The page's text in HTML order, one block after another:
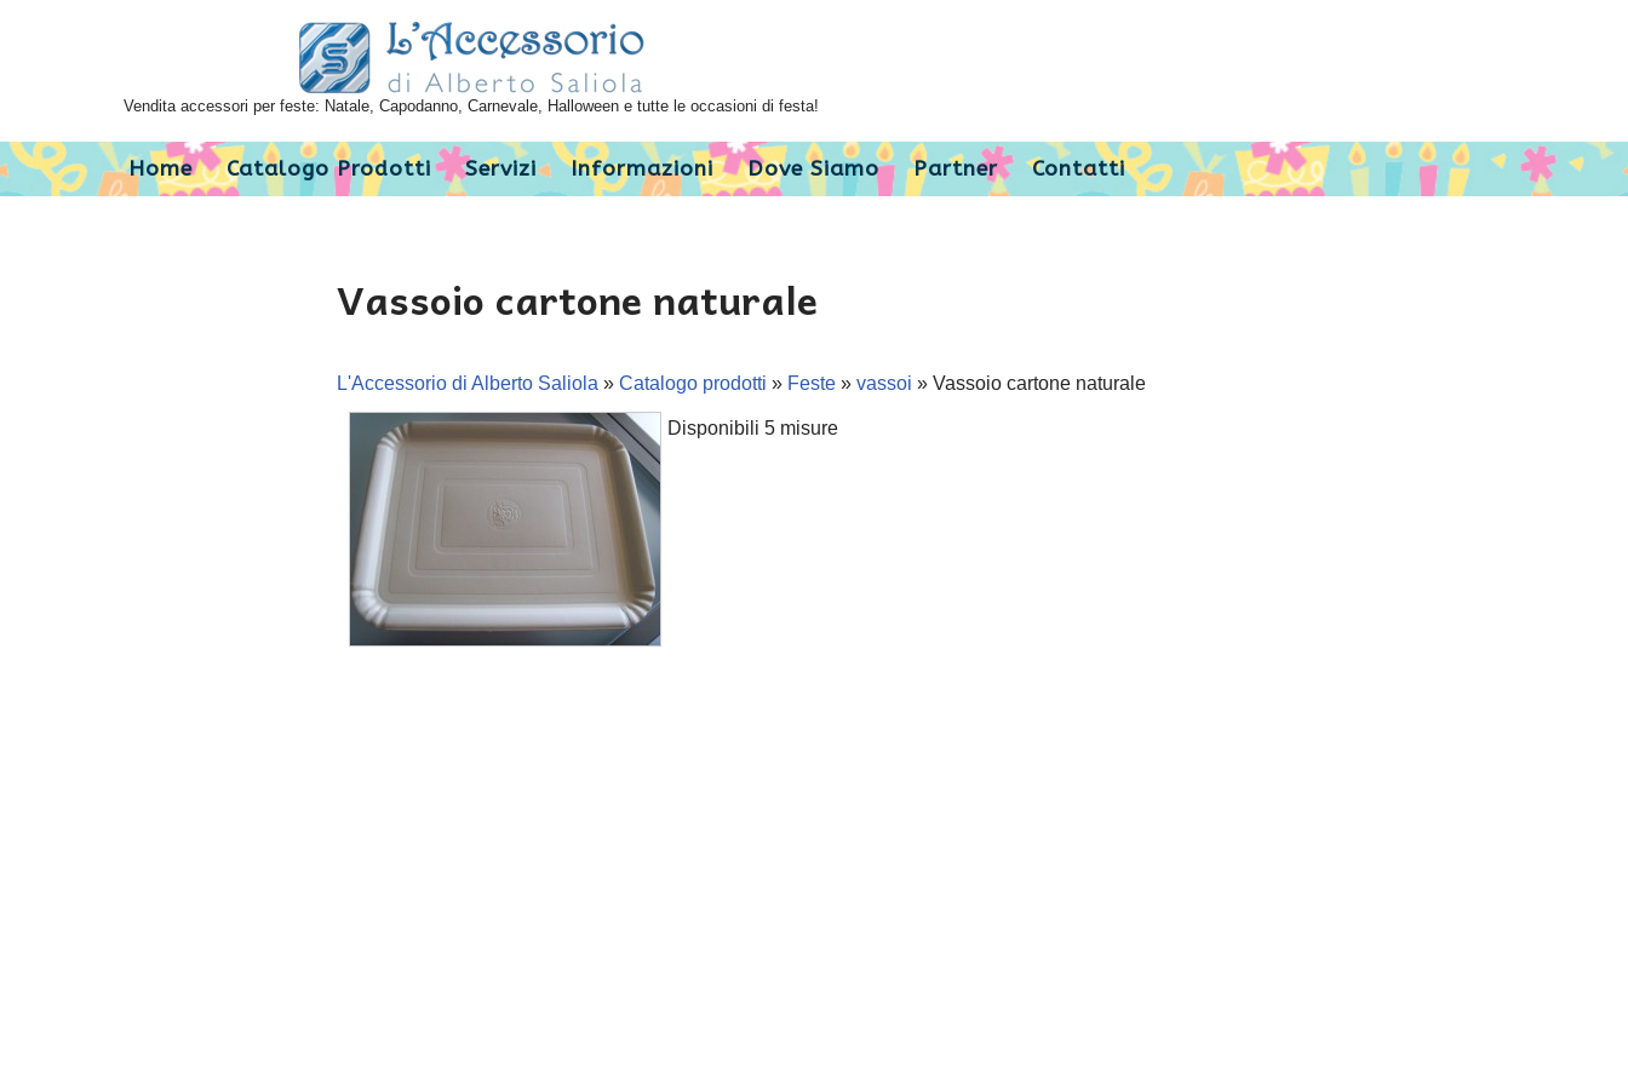
Vendita accessori per feste: Natale, Capodanno, Carnevale, Halloween e tutte le occasioni di festa!
Home Catalogo Prodotti Servizi Informazioni Dove Siamo Partner Contatti
Vassoio cartone naturale
L'Accessorio di Alberto Saliola » Catalogo prodotti » Feste» vassoi » Vassoio cartone naturale
Disponibili 5 misure